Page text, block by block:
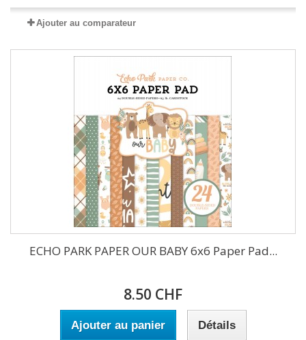
Ajouter au comparateur
ECHO PARK PAPER OUR BABY 6x6 Paper Pad...
8.50 CHF
Ajouter au panier Détails